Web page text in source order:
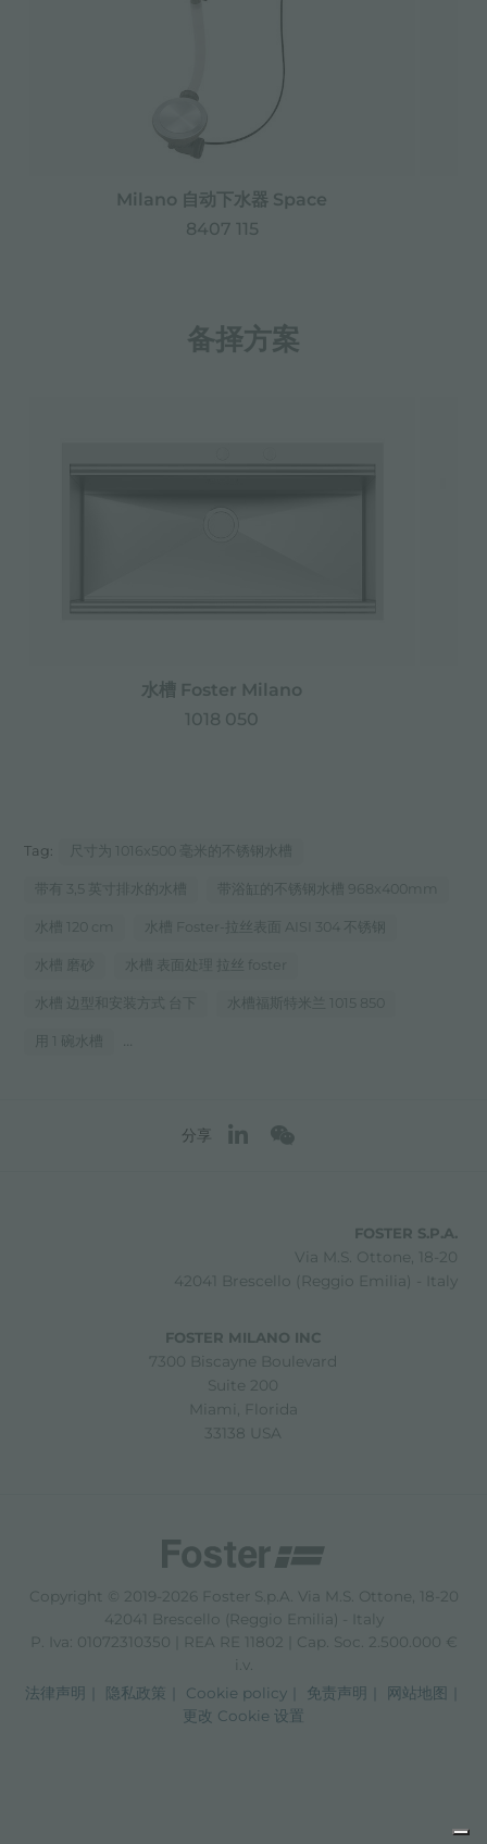
Milano 自动下水器 Space
8407 115
备择方案
水槽 Foster Milano
1018 050
Tag: 尺寸为 1016x500 毫米的不锈钢水槽
带有 3,5 英寸排水的水槽 带浴缸的不锈钢水槽 968x400mm
水槽 120 cm 水槽 Foster-拉丝表面 AISI 304 不锈钢
水槽 磨砂 水槽 表面处理 拉丝 foster
水槽 边型和安装方式 台下 水槽福斯特米兰 1015 850
用 1 碗水槽 ...
分享
FOSTER S.P.A.
Via M.S. Ottone, 18-20
42041 Brescello (Reggio Emilia) - Italy
FOSTER MILANO INC
7300 Biscayne Boulevard
Suite 200
Miami, Florida
33138 USA
Copyright © 2019-2026 Foster S.p.A. Via M.S. Ottone, 18-20
42041 Brescello (Reggio Emilia) - Italy
P. Iva: 01072310350 | REA RE 11802 | Cap. Soc. 2.500.000 €
i.v.
法律声明
隐私政策 Cookie policy 免责声明
网站地图
更改 Cookie 设置